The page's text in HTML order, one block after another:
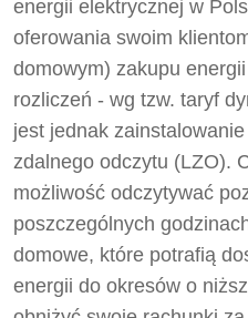
energii elektrycznej w
oferowania swoim
domowym) zakupu
rozliczeń - wg tzw. taryf
jest jednak
zdalnego odczytu (LZO).
możliwość odczytywać
poszczególnych
domowe, które potrafią
energii do okresów o